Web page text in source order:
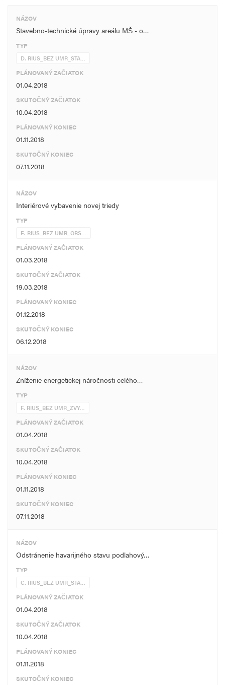
NÁZOV
Stavebno-technické úpravy areálu MŠ - o…
TYP
D. RIUS_BEZ UMR_STA…
PLÁNOVANÝ ZAČIATOK
01.04.2018
SKUTOČNÝ ZAČIATOK
10.04.2018
PLÁNOVANÝ KONIEC
01.11.2018
SKUTOČNÝ KONIEC
07.11.2018
NÁZOV
Interiérové vybavenie novej triedy
TYP
E. RIUS_BEZ UMR_OBS…
PLÁNOVANÝ ZAČIATOK
01.03.2018
SKUTOČNÝ ZAČIATOK
19.03.2018
PLÁNOVANÝ KONIEC
01.12.2018
SKUTOČNÝ KONIEC
06.12.2018
NÁZOV
Zníženie energetickej náročnosti celého…
TYP
F. RIUS_BEZ UMR_ZVY…
PLÁNOVANÝ ZAČIATOK
01.04.2018
SKUTOČNÝ ZAČIATOK
10.04.2018
PLÁNOVANÝ KONIEC
01.11.2018
SKUTOČNÝ KONIEC
07.11.2018
NÁZOV
Odstránenie havarijného stavu podlahový…
TYP
C. RIUS_BEZ UMR_STA…
PLÁNOVANÝ ZAČIATOK
01.04.2018
SKUTOČNÝ ZAČIATOK
10.04.2018
PLÁNOVANÝ KONIEC
01.11.2018
SKUTOČNÝ KONIEC